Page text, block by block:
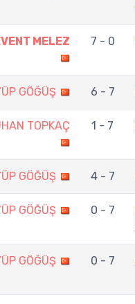
MELEZ 7 - 0
GÖĞÜŞ 6 - 7
TOPKAÇ 1 - 7
GÖĞÜŞ 4 - 7
GÖĞÜŞ 0 - 7
GÖĞÜŞ 0 - 7